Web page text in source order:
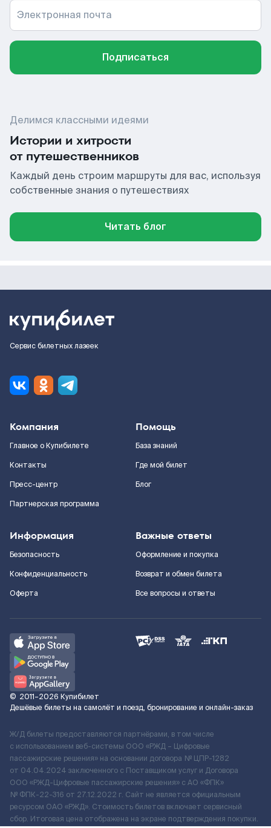
Электронная почта
Подписаться
Делимся классными идеями
Истории и хитрости
от путешественников
Каждый день строим маршруты для вас, используя
собственные знания о путешествиях
Читать блог
Сервис билетных лазеек
Компания
Главное о Купибилете
Контакты
Пресс-центр
Партнерская программа
Помощь
База знаний
Где мой билет
Блог
Информация
Безопасность
Конфиденциальность
Оферта
Важные ответы
Оформление и покупка
Возврат и обмен билета
Все вопросы и ответы
© 2011–2026 Купибилет
Дешёвые билеты на самолёт и поезд, бронирование и онлайн-заказ
Ж/Д билеты предоставляются партнёрами, в том числе
с использованием веб-системы ООО «РЖД – Цифровые
пассажирские решения» на основании договора № ЦПР-1282
от 04.04.2024 заключенного с Поставщиком услуг и Договора
ООО «РЖД-Цифровые пассажирские решения» c АО «ФПК»
№ ФПК-22-316 от 27.12.2022 г. Сайт не является официальным
ресурсом ОАО «РЖД». Стоимость билетов включает сервисный
сбор. Итоговая цена отображена на экране подтверждения покупки.